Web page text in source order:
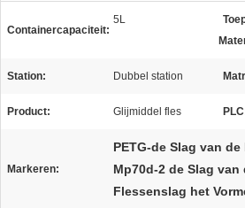
Containercapaciteit:
5L
Station: Dubbel station
Product: Glijmiddel fles
Markeren:
PETG-de Slag van
Mp70d-2 de Slag
Flessenslag het